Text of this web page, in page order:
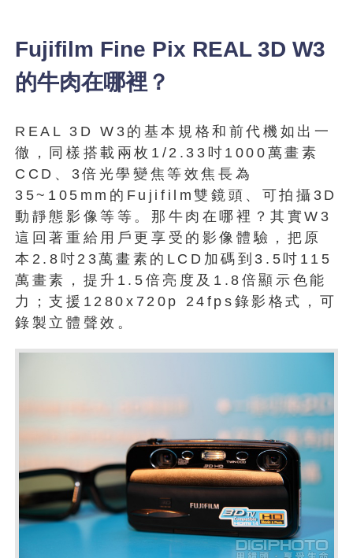
Fujifilm Fine Pix REAL 3D W3
的牛肉在哪裡？
REAL 3D W3的基本規格和前代機如出一
徹，同樣搭載兩枚1/2.33吋1000萬畫素
CCD、3倍光學變焦等效焦長為
35~105mm的Fujifilm雙鏡頭、可拍攝3D
動靜態影像等等。那牛肉在哪裡？其實W3
這回著重給用戶更享受的影像體驗，把原
本2.8吋23萬畫素的LCD加碼到3.5吋115
萬畫素，提升1.5倍亮度及1.8倍顯示色能
力；支援1280x720p 24fps錄影格式，可
錄製立體聲效。